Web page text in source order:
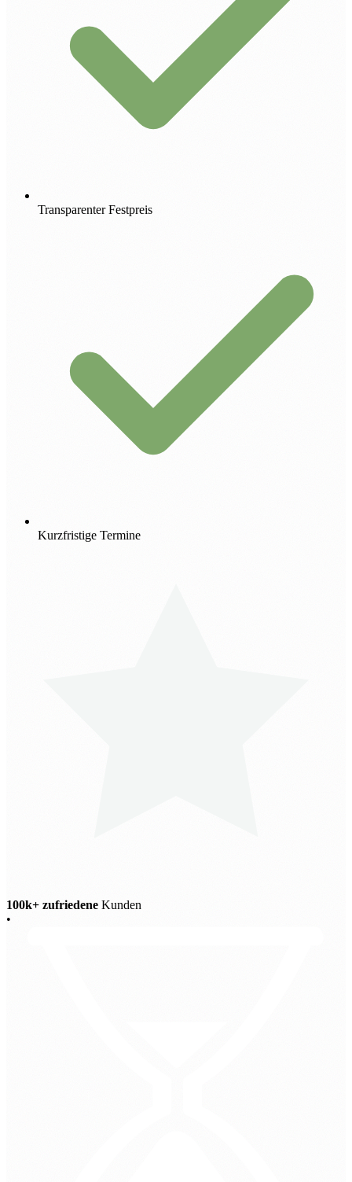
Transparenter Festpreis
Kurzfristige Termine
100k+ zufriedene Kunden
•